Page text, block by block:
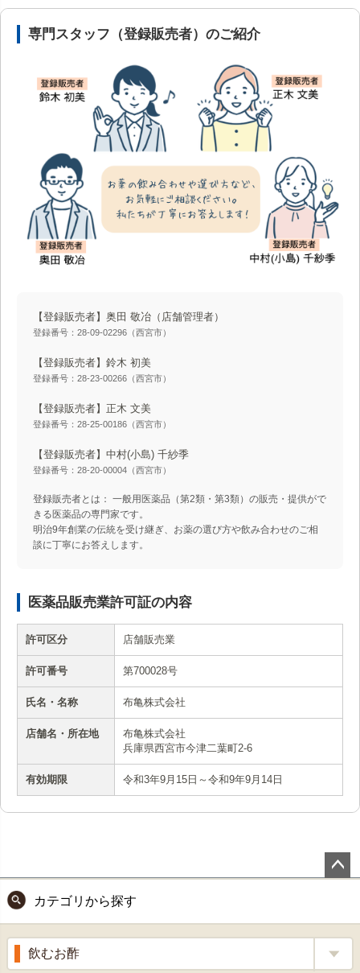
専門スタッフ（登録販売者）のご紹介
【登録販売者】奥田 敬冶 （店舗管理者）
登録番号：28-09-02296（西宮市）
【登録販売者】鈴木 初美
登録番号：28-23-00266（西宮市）
【登録販売者】正木 文美
登録番号：28-25-00186（西宮市）
【登録販売者】中村(小島) 千紗季
登録番号：28-20-00004（西宮市）
登録販売者とは： 一般用医薬品（第2類・第3類）の販売・提供がで
きる医薬品の専門家です。
明治9年創業の伝統を受け継ぎ、お薬の選び方や飲み合わせのご相
談に丁寧にお答えします。
医薬品販売業許可証の内容
許可区分 店舗販売業
許可番号 第700028号
氏名・名称 布亀株式会社
店舗名・所在地
布亀株式会社
兵庫県西宮市今津二葉町2-6
有効期限 令和3年9月15日～令和9年9月14日
ップ
へ
カテゴリから探す
飲むお酢